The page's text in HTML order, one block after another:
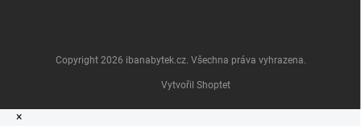
Vytvořil Shoptet
Copyright 2026 ibanabytek.cz. Všechna práva vyhrazena.
×